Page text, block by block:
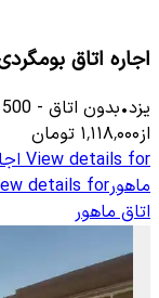
اجاره اتاق
یزد•بدون اتاق -
500
از۱٬۱۱۸٬۰۰۰ تومان
View details for
ماهورdetails for
اتاق ماهور